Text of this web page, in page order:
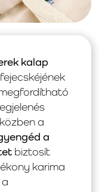
kalap
a
a
biztosít
karima